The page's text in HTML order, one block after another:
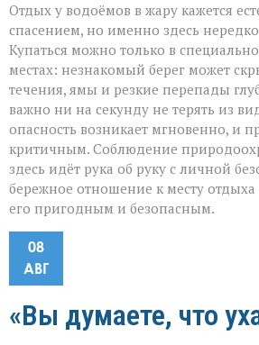
Отдых у водоёмов в жару кажется
спасением, но именно здесь
Купаться можно только в
местах: незнакомый берег может
течения, ямы и резкие перепады
важно ни на секунду не терять из
опасность возникает мгновенно, и
критичным. Соблюдение
здесь идёт рука об руку с личной
бережное отношение к месту отдыха
его пригодным и безопасным.
08
АВГ
«Вы думаете, что